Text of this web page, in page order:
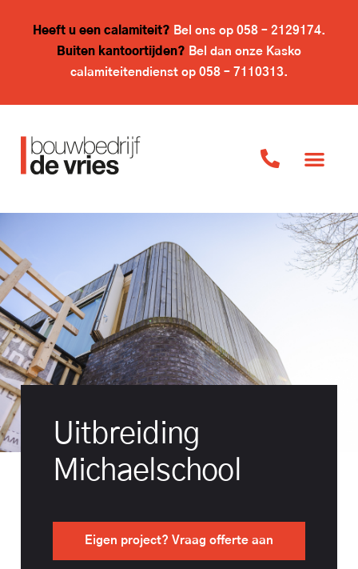
Heeft u een calamiteit? Bel ons op 058 – 2129174.
Buiten kantoortijden? Bel dan onze Kasko
calamiteitendienst op 058 – 7110313.
Uitbreiding
Michaelschool
Eigen project? Vraag offerte aan